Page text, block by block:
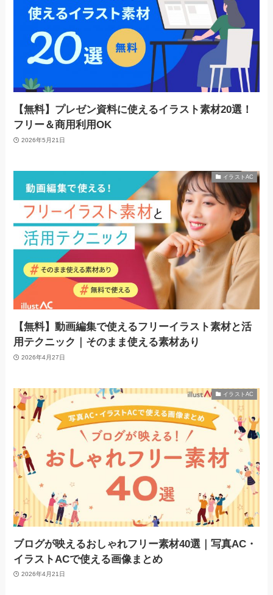
【無料】プレゼン資料に使えるイラスト素材20選！
フリー＆商用利用OK
2026年5月21日
イラストAC
【無料】動画編集で使えるフリーイラスト素材と活
用テクニック｜そのまま使える素材あり
2026年4月27日
イラストAC
ブログが映えるおしゃれフリー素材40選｜写真AC・
イラストACで使える画像まとめ
2026年4月21日